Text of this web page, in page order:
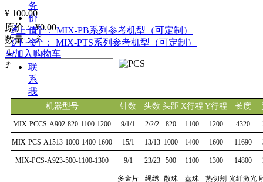
务
价
值
资
讯
联
系
我
¥ 100.00
原价： ¥0.00
数量： ꄷ
ꄸ
낙加入购物车
ꄴ上一个： MIX-PB系列参考机型（可定制）
ꄲ下一个： MIX-PTS系列参考机型（可定制）
机器型号 针数 头数 头距 X行程 Y行程 长度
MIX-PCCS-A902-820-1100-1200 9/1/1 2/2/2 820 1100 1200 4320
MIX-PCS-A1513-1000-1400-1600 15/1 13/13 1000 1400 1600 11690
MIX-PCS-A923-500-1100-1300 9/1 23/23 500 1100 1300 14800
多金片 绳绣 散珠 盘珠 热切割 光纤激光